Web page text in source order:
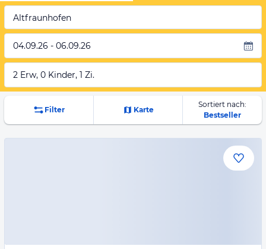
Altfraunhofen
04.09.26 - 06.09.26
2 Erw, 0 Kinder, 1 Zi.
Filter Karte
Sortiert nach:
Bestseller